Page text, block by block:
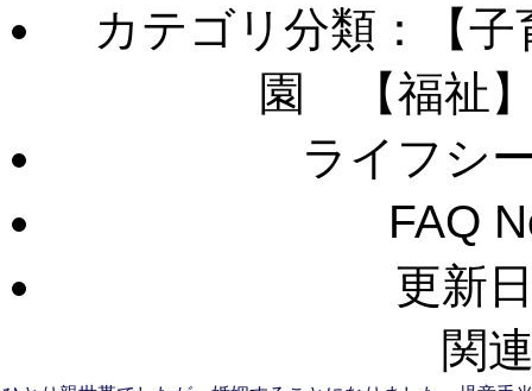
カテゴリ分類：【
園 【福祉
ライフシ
FAQ
更新
関